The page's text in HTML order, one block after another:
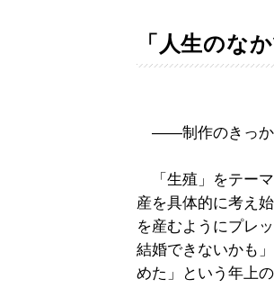
「人生のな
――制作のきっか
「生殖」をテーマ
産を具体的に考え
を産むようにプレ
結婚できないかも
めた」という年上